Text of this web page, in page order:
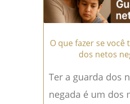
→
O que fazer se você
dos netos
Ter a guarda dos
negada é um dos